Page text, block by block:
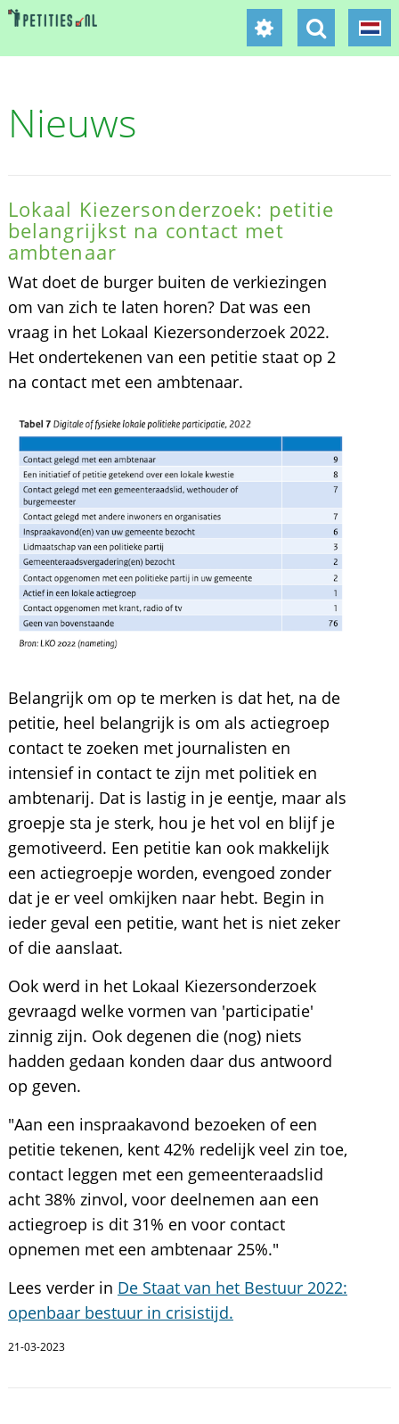
Nieuws
Lokaal Kiezersonderzoek: petitie
belangrijkst na contact met
ambtenaar
Wat doet de burger buiten de verkiezingen
om van zich te laten horen? Dat was een
vraag in het Lokaal Kiezersonderzoek 2022.
Het ondertekenen van een petitie staat op 2
na contact met een ambtenaar.
Belangrijk om op te merken is dat het, na de
petitie, heel belangrijk is om als actiegroep
contact te zoeken met journalisten en
intensief in contact te zijn met politiek en
ambtenarij. Dat is lastig in je eentje, maar als
groepje sta je sterk, hou je het vol en blijf je
gemotiveerd. Een petitie kan ook makkelijk
een actiegroepje worden, evengoed zonder
dat je er veel omkijken naar hebt. Begin in
ieder geval een petitie, want het is niet zeker
of die aanslaat.
Ook werd in het Lokaal Kiezersonderzoek
gevraagd welke vormen van 'participatie'
zinnig zijn. Ook degenen die (nog) niets
hadden gedaan konden daar dus antwoord
op geven.
"Aan een inspraakavond bezoeken of een
petitie tekenen, kent 42% redelijk veel zin toe,
contact leggen met een gemeenteraadslid
acht 38% zinvol, voor deelnemen aan een
actiegroep is dit 31% en voor contact
opnemen met een ambtenaar 25%."
Lees verder in De Staat van het Bestuur 2022:
openbaar bestuur in crisistijd.
21-03-2023